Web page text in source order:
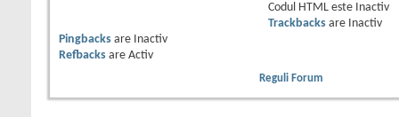
Codul HTML este
Inactiv
Trackbacksare
Inactiv
Pingbacks are
Inactiv
Refbacks are Activ
Reguli Forum